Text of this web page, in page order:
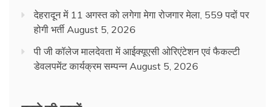
देहरादून में 11 अगस्त को लगेगा मेगा रोजगार मेला, 559 पदों पर
होगी भर्ती August 5, 2026
पी जी कॉलेज मालदेवता में आईक्यूएसी ओरिएंटेशन एवं फैकल्टी
डेवलपमेंट कार्यक्रम सम्पन्न August 5, 2026